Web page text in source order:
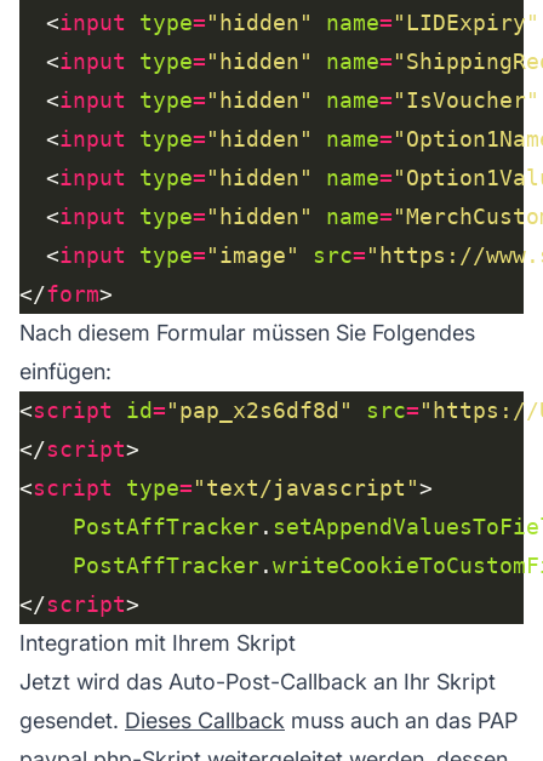
  <
input type="hidden" name="LIDExpiry"
  <
input type="hidden" name=
  <
input type="hidden" name="IsVoucher"
  <
input type="hidden" name=
  <
input type="hidden" name=
  <
input type="hidden" name=
  <
input type="image" src="https://
</form
Nach diesem Formular müssen Sie Folgendes
einfügen:
<script id="pap_x2s6df8d" src="https://
</script
<script type="text/javascript"
PostAffTracker.
PostAffTracker.
</script
Integration mit Ihrem Skript
Jetzt wird das Auto-Post-Callback an Ihr Skript
gesendet. Dieses Callback muss auch an das PAP